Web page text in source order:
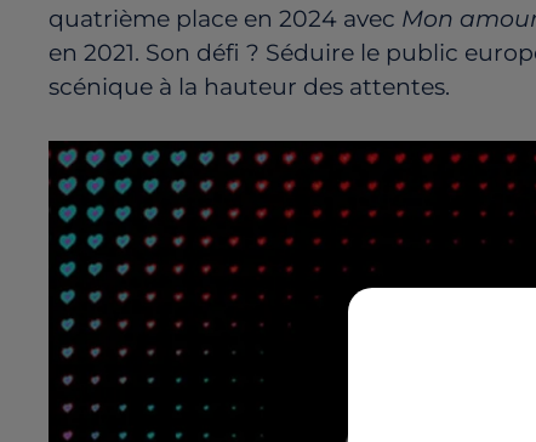
quatrième place en 2024 avec Mon
en 2021. Son défi ? Séduire le public
scénique à la hauteur des attentes.